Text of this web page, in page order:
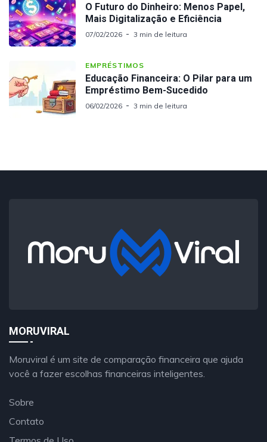
O Futuro do Dinheiro: Menos Papel,
Mais Digitalização e Eficiência
07/02/2026 3 min de leitura
EMPRÉSTIMOS
Educação Financeira: O Pilar para um
Empréstimo Bem-Sucedido
06/02/2026 3 min de leitura
MORUVIRAL
Moruviral é um site de comparação financeira que ajuda
você a fazer escolhas financeiras inteligentes.
Sobre
Contato